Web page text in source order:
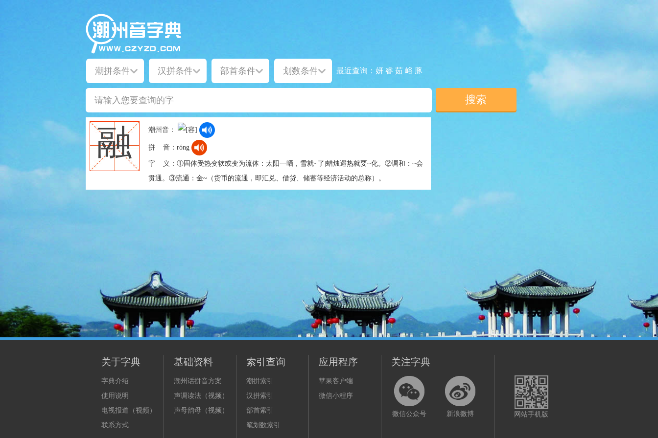
最近查询： 妍 睿 茹 峪 豚
融 潮州音：
拼 音： róng
字 义： ①固体受热变软或变为流体：太阳一晒，雪就~了|蜡烛遇热就要~化。②调和：~会
贯通。③流通：金~（货币的流通，即汇兑、借贷、储蓄等经济活动的总称）。
关于字典
字典介绍
使用说明
电视报道（视频）
联系方式
基础资料
潮州话拼音方案
声调读法（视频）
声母韵母（视频）
索引查询
潮拼索引
汉拼索引
部首索引
笔划数索引
应用程序
苹果客户端
微信小程序
关注字典
微信公众号 新浪微博 网站手机版